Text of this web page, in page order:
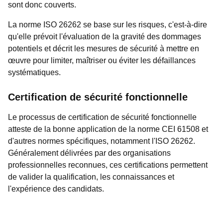
sont donc couverts.
La norme ISO 26262 se base sur les risques, c'est-à-dire
qu'elle prévoit l'évaluation de la gravité des dommages
potentiels et décrit les mesures de sécurité à mettre en
œuvre pour limiter, maîtriser ou éviter les défaillances
systématiques.
Certification de sécurité fonctionnelle
Le processus de certification de sécurité fonctionnelle
atteste de la bonne application de la norme CEI 61508 et
d'autres normes spécifiques, notamment l'ISO 26262.
Généralement délivrées par des organisations
professionnelles reconnues, ces certifications permettent
de valider la qualification, les connaissances et
l'expérience des candidats.